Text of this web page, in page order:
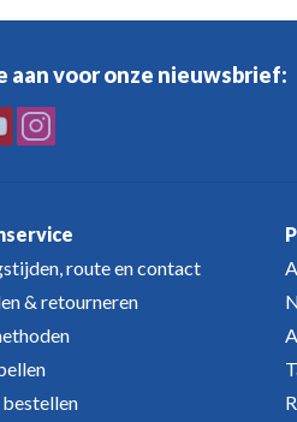
aan voor onze nieuwsbrief:
route en contact
& retourneren